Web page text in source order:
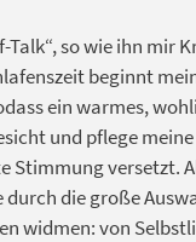
Talk“, so wie ihn mir
beginnt
ein warmes,
und pflege
versetzt.
die große
widmen: von